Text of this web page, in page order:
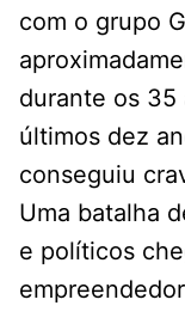
com o grupo
durante os 35
últimos dez
conseguiu
Uma batalha
e políticos